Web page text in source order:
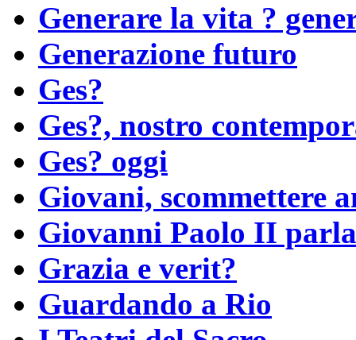
Generare la vita ?
Generazione futuro
Ges?
Ges?, nostro
Ges? oggi
Giovani, scommettere
Giovanni Paolo II
Grazia e verit?
Guardando a Rio